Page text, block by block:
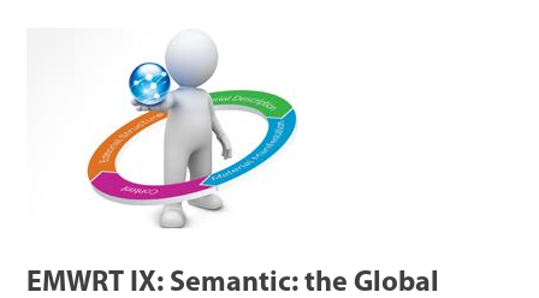
EMWRT IX: Semantic: the Global